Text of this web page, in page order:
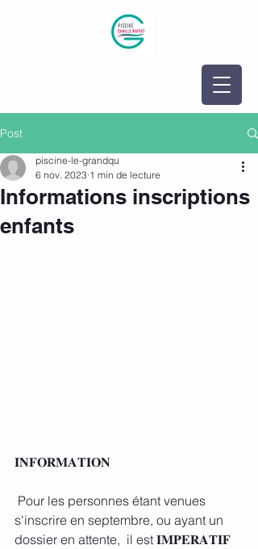
Post
Informations inscriptions
enfants
piscine-le-grandqu
6 nov. 2023 1 min de lecture
𝐈𝐍𝐅𝐎𝐑𝐌𝐀𝐓𝐈𝐎𝐍
s'inscrire en septembre, ou ayant un
dossier en attente,  il est 𝐈𝐌𝐏𝐄𝐑𝐀𝐓𝐈𝐅